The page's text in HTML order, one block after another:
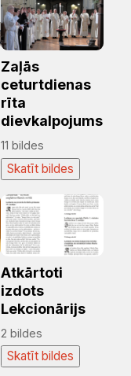
Zaļās
ceturtdienas
rīta
dievkalpojums
11 bildes
Skatīt bildes
Atkārtoti
izdots
Lekcionārijs
2 bildes
Skatīt bildes